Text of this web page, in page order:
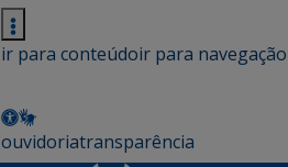
ir para conteúdoir para navegação
ouvidoriatransparência